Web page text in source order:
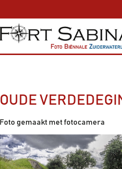
OUDE
Foto gemaakt met fotocamera